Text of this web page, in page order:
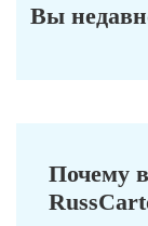
Вы
Почему